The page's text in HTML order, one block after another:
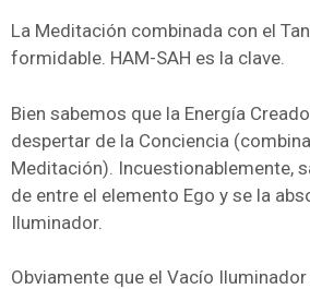
La Meditación combinada con el
formidable. HAM-SAH es la clave.
Bien sabemos que la Energía
despertar de la Conciencia
Meditación). Incuestionablemente,
de entre el elemento Ego y se la
Iluminador.
Obviamente que el Vacío